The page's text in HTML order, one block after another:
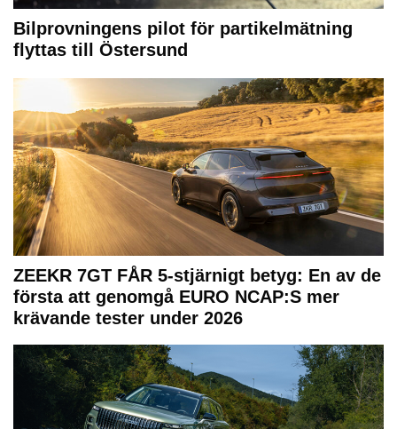
Bilprovningens pilot för partikelmätning
flyttas till Östersund
ZEEKR 7GT FÅR 5-stjärnigt betyg: En av de
första att genomgå EURO NCAP:S mer
krävande tester under 2026